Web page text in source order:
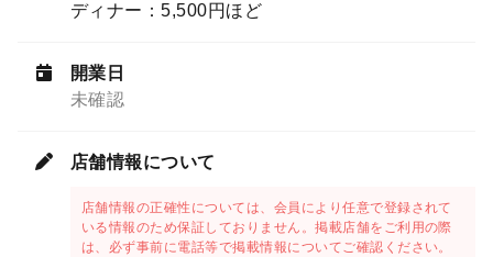
ディナー：5,500円ほど
開業日
未確認
店舗情報について
店舗情報の正確性については、会員により任意で登録されて
いる情報のため保証しておりません。掲載店舗をご利用の際
は、必ず事前に電話等で掲載情報についてご確認ください。